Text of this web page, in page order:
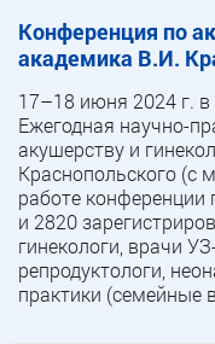
Конференция по
академика В.И.
17–18 июня 2024 г.
Ежегодная научно-
акушерству и
Краснопольского (с
работе конференции
и 2820
гинекологи, врачи
репродуктологи,
практики (семейные